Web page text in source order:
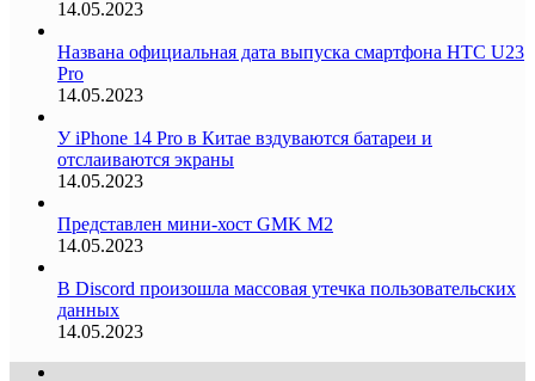
14.05.2023
Названа официальная дата выпуска смартфона HTC U23
Pro
14.05.2023
У iPhone 14 Pro в Китае вздуваются батареи и
отслаиваются экраны
14.05.2023
Представлен мини-хост GMK M2
14.05.2023
В Discord произошла массовая утечка пользовательских
данных
14.05.2023